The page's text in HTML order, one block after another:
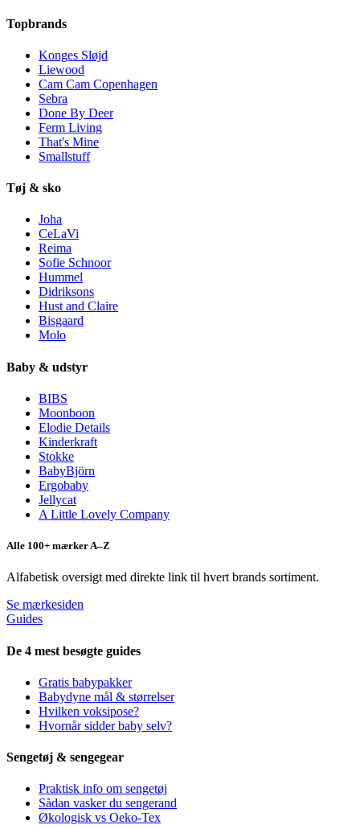
Topbrands
Konges Sløjd
Liewood
Cam Cam Copenhagen
Sebra
Done By Deer
Ferm Living
That's Mine
Smallstuff
Tøj & sko
Joha
CeLaVi
Reima
Sofie Schnoor
Hummel
Didriksons
Hust and Claire
Bisgaard
Molo
Baby & udstyr
BIBS
Moonboon
Elodie Details
Kinderkraft
Stokke
BabyBjörn
Ergobaby
Jellycat
A Little Lovely Company
Alle 100+ mærker A–Z
Alfabetisk oversigt med direkte link til hvert brands sortiment.
Se mærkesiden
Guides
De 4 mest besøgte guides
Gratis babypakker
Babydyne mål & størrelser
Hvilken voksipose?
Hvornår sidder baby selv?
Sengetøj & sengegear
Praktisk info om sengetøj
Sådan vasker du sengerand
Økologisk vs Oeko-Tex